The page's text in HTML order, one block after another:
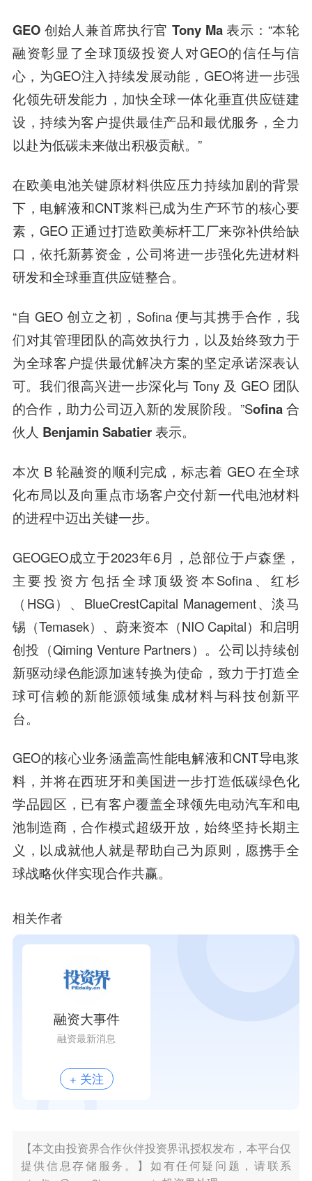
GEO 创始人兼首席执行官 Tony Ma表示：“本轮
融资彰显了全球顶级投资人对GEO的信任与信
心，为GEO注入持续发展动能，GEO将进一步强
化领先研发能力，加快全球一体化垂直供应链建
设，持续为客户提供最佳产品和最优服务，全力
以赴为低碳未来做出积极贡献。”
在欧美电池关键原材料供应压力持续加剧的背景
下，电解液和CNT浆料已成为生产环节的核心要
素，GEO 正通过打造欧美标杆工厂来弥补供给缺
口，依托新募资金，公司将进一步强化先进材料
研发和全球垂直供应链整合。
“自 GEO 创立之初，Sofina 便与其携手合作，我
们对其管理团队的高效执行力，以及始终致力于
为全球客户提供最优解决方案的坚定承诺深表认
可。我们很高兴进一步深化与 Tony 及 GEO 团队
的合作，助力公司迈入新的发展阶段。”Sofina 合
伙人 Benjamin Sabatier表示。
本次 B 轮融资的顺利完成，标志着 GEO 在全球
化布局以及向重点市场客户交付新一代电池材料
的进程中迈出关键一步。
GEOGEO成立于2023年6月，总部位于卢森堡，
主要投资方包括全球顶级资本Sofina、红杉
（HSG）、BlueCrestCapital Management、淡马
锡（Temasek）、蔚来资本（NIO Capital）和启明
创投（Qiming Venture Partners）。公司以持续创
新驱动绿色能源加速转换为使命，致力于打造全
球可信赖的新能源领域集成材料与科技创新平
台。
GEO的核心业务涵盖高性能电解液和CNT导电浆
料，并将在西班牙和美国进一步打造低碳绿色化
学品园区，已有客户覆盖全球领先电动汽车和电
池制造商，合作模式超级开放，始终坚持长期主
义，以成就他人就是帮助自己为原则，愿携手全
球战略伙伴实现合作共赢。
相关作者
融资大事件
融资最新消息
+ 关注
【本文由投资界合作伙伴投资界讯授权发布，本平台仅
提供信息存储服务。】如有任何疑问题，请联系